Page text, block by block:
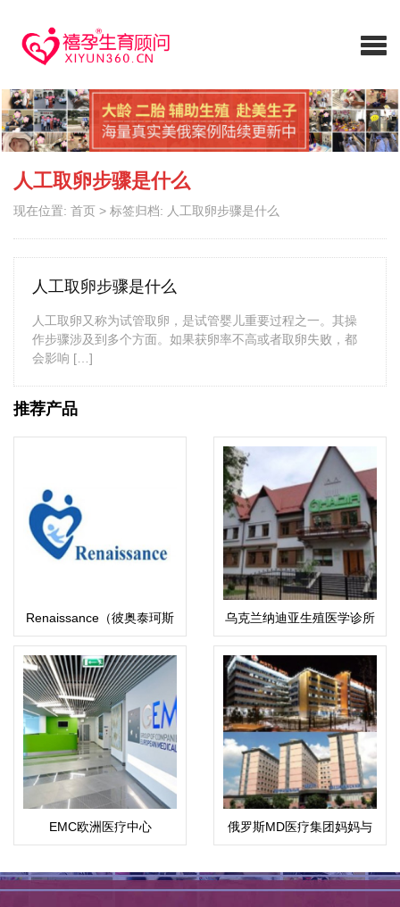
人工取卵步骤是什么
现在位置: 首页 > 标签归档: 人工取卵步骤是什么
人工取卵步骤是什么
人工取卵又称为试管取卵，是试管婴儿重要过程之一。其操
作步骤涉及到多个方面。如果获卵率不高或者取卵失败，都
会影响 […]
推荐产品
Renaissance（彼奥泰珂斯
医院）BioTexCom
乌克兰纳迪亚生殖医学诊所
EMC欧洲医疗中心
俄罗斯MD医疗集团妈妈与
孩子